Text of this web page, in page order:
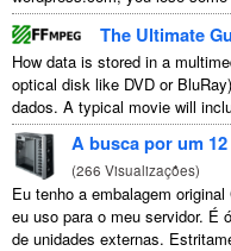
The Ultimate
How data is stored in a
optical disk like DVD or BluRay
dados. A typical movie will
A busca por um
(266 Visualizações)
Eu tenho a embalagem
eu uso para o meu servidor. É
de unidades externas.